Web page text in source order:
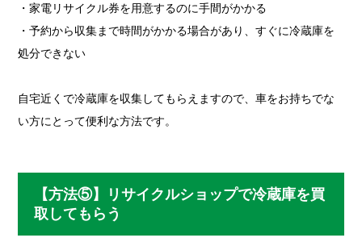
・家電リサイクル券を用意するのに手間がかかる
・予約から収集まで時間がかかる場合があり、すぐに冷蔵庫を
処分できない
自宅近くで冷蔵庫を収集してもらえますので、車をお持ちでな
い方にとって便利な方法です。
【方法⑤】リサイクルショップで冷蔵庫を買
取してもらう